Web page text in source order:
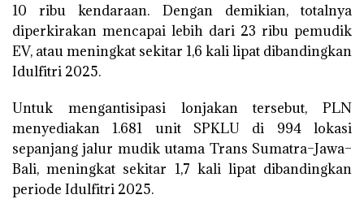
10 ribu kendaraan. Dengan demikian, totalnya
diperkirakan mencapai lebih dari 23 ribu pemudik
EV, atau meningkat sekitar 1,6 kali lipat dibandingkan
Idulfitri 2025.
Untuk mengantisipasi lonjakan tersebut, PLN
menyediakan 1.681 unit SPKLU di 994 lokasi
sepanjang jalur mudik utama Trans Sumatra–Jawa–
Bali, meningkat sekitar 1,7 kali lipat dibandingkan
periode Idulfitri 2025.